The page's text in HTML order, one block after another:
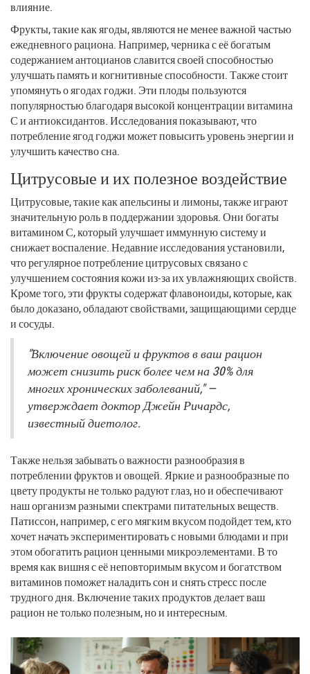
влияние.
Фрукты, такие как ягоды, являются не менее важной частью
ежедневного рациона. Например, черника с её богатым
содержанием антоцианов славится своей способностью
улучшать память и когнитивные способности. Также стоит
упомянуть о ягодах годжи. Эти плоды пользуются
популярностью благодаря высокой концентрации витамина
С и антиоксидантов. Исследования показывают, что
потребление ягод годжи может повысить уровень энергии и
улучшить качество сна.
Цитрусовые и их полезное воздействие
Цитрусовые, такие как апельсины и лимоны, также играют
значительную роль в поддержании здоровья. Они богаты
витамином С, который улучшает иммунную систему и
снижает воспаление. Недавние исследования установили,
что регулярное потребление цитрусовых связано с
улучшением состояния кожи из-за их увлажняющих свойств.
Кроме того, эти фрукты содержат флавоноиды, которые, как
было доказано, обладают свойствами, защищающими сердце
и сосуды.
"Включение овощей и фруктов в ваш рацион
может снизить риск более чем на 30% для
многих хронических заболеваний," —
утверждает доктор Джейн Ричардс,
известный диетолог.
Также нельзя забывать о важности разнообразия в
потреблении фруктов и овощей. Яркие и разнообразные по
цвету продукты не только радуют глаз, но и обеспечивают
наш организм разными спектрами питательных веществ.
Патиссон, например, с его мягким вкусом подойдет тем, кто
хочет начать экспериментировать с новыми блюдами и при
этом обогатить рацион ценными микроэлементами. В то
время как вишня с её неповторимым вкусом и богатством
витаминов поможет наладить сон и снять стресс после
трудного дня. Включение таких продуктов делает ваш
рацион не только полезным, но и интересным.